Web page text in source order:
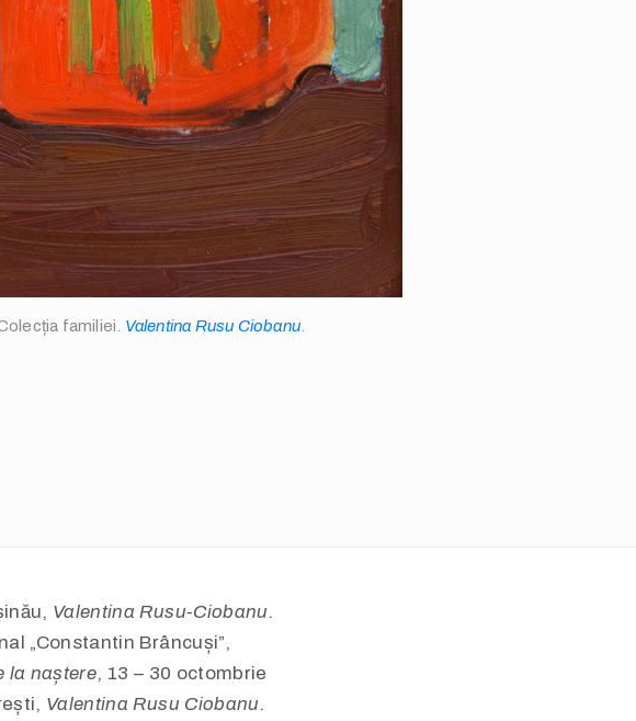
familiei. Valentina Rusu Ciobanu.
Valentina Rusu-Ciobanu.
„Constantin Brâncuși”,
la naștere, 13 – 30 octombrie
Valentina Rusu Ciobanu.